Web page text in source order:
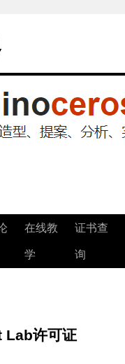
在线教
学
证书查
询
Lab许可证